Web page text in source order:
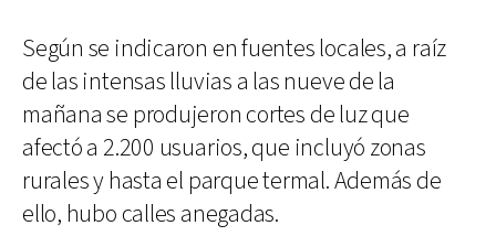
Según se indicaron en fuentes locales, a raíz
de las intensas lluvias a las nueve de la
mañana se produjeron cortes de luz que
afectó a 2.200 usuarios, que incluyó zonas
rurales y hasta el parque termal. Además de
ello, hubo calles anegadas.